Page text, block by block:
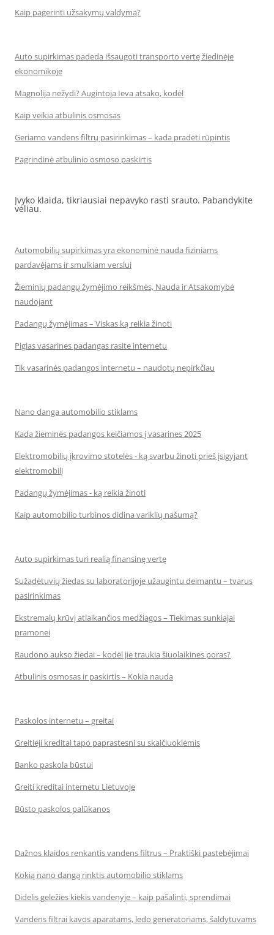
Kaip pagerinti užsakymų valdymą?
Auto supirkimas padeda išsaugoti transporto vertę žiedinėje
ekonomikoje
Magnolija nežydi? Augintoja Ieva atsako, kodėl
Kaip veikia atbulinis osmosas
Geriamo vandens filtrų pasirinkimas – kada pradėti rūpintis
Pagrindinė atbulinio osmoso paskirtis
Įvyko klaida, tikriausiai nepavyko rasti srauto. Pabandykite
vėliau.
Automobilių supirkimas yra ekonominė nauda fiziniams
pardavėjams ir smulkiam verslui
Žieminių padangų žymėjimo reikšmės, Nauda ir Atsakomybė
naudojant
Padangų žymėjimas – Viskas ką reikia žinoti
Pigias vasarines padangas rasite internetu
Tik vasarinės padangos internetu – naudotų nepirkčiau
Nano danga automobilio stiklams
Kada žieminės padangos keičiamos į vasarines 2025
Elektromobilių įkrovimo stotelės - ką svarbu žinoti prieš įsigyjant
elektromobilį
Padangų žymėjimas - ką reikia žinoti
Kaip automobilio turbinos didina variklių našumą?
Auto supirkimas turi realią finansinę vertę
Sužadėtuvių žiedas su laboratorijoje užaugintu deimantu – tvarus
pasirinkimas
Ekstremalų krūvį atlaikančios medžiagos – Tiekimas sunkiajai
pramonei
Raudono aukso žiedai – kodėl jie traukia šiuolaikines poras?
Atbulinis osmosas ir paskirtis – Kokia nauda
Paskolos internetu – greitai
Greitieji kreditai tapo paprastesni su skaičiuoklėmis
Banko paskola būstui
Greiti kreditai internetu Lietuvoje
Būsto paskolos palūkanos
Dažnos klaidos renkantis vandens filtrus – Praktiški pastebėjimai
Kokią nano dangą rinktis automobilio stiklams
Didelis geležies kiekis vandenyje – kaip pašalinti, sprendimai
Vandens filtrai kavos aparatams, ledo generatoriams, šaldytuvams